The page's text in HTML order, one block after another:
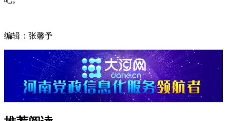
编辑：张馨予